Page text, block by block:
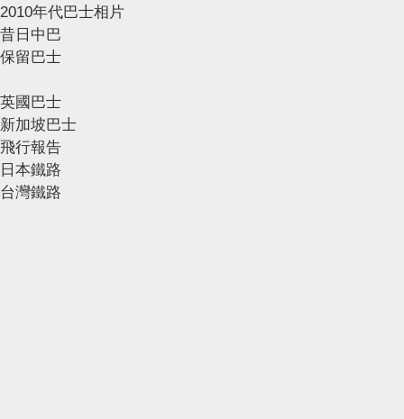
2010年代巴士相片
昔日中巴
保留巴士
英國巴士
新加坡巴士
飛行報告
日本鐵路
台灣鐵路